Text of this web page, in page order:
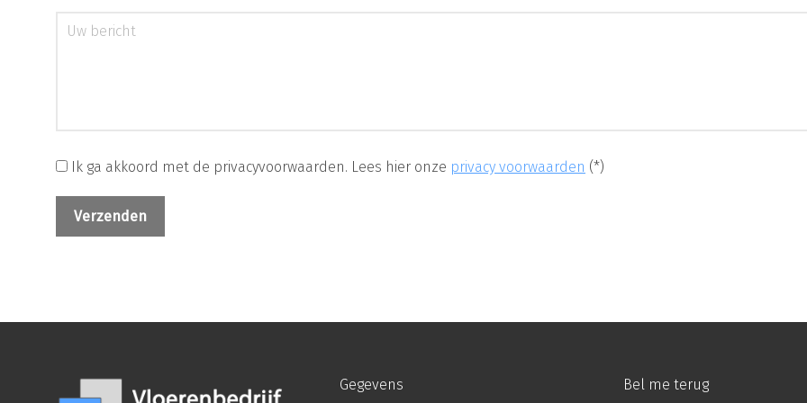
Ik ga akkoord met de privacyvoorwaarden. Lees hier onze privacy voorwaarden (*)
Gegevens Bel me terug